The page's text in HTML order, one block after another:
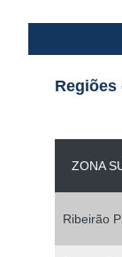
Regiões
ZONA
Ribeirão